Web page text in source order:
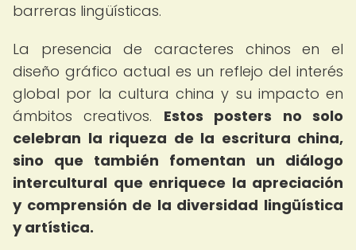
barreras lingüísticas.
La presencia de caracteres chinos en el
diseño gráfico actual es un reflejo del interés
global por la cultura china y su impacto en
ámbitos creativos. Estos posters no solo
celebran la riqueza de la escritura china,
sino que también fomentan un diálogo
intercultural que enriquece la apreciación
y comprensión de la diversidad lingüística
y artística.